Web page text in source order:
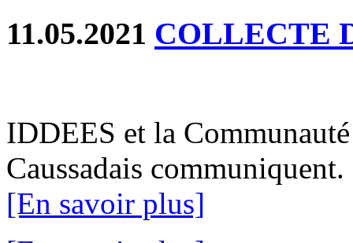
11.05.2021 COLLECTE
IDDEES et la
Caussadais
[En savoir plus]